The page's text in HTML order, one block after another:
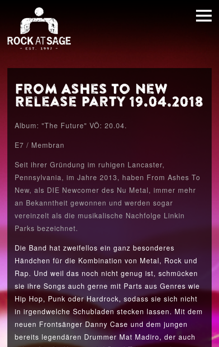
From Ashes To New
Release Party 19.04.2018
Album: "The Future" VÖ: 20.04.
E7 / Membran
Seit ihrer Gründung im ruhigen Lancaster,
Pennsylvania, im Jahre 2013, haben From Ashes To
New, als DIE Newcomer des Nu Metal, immer mehr
an Bekanntheit gewonnen und werden sogar
vereinzelt als die musikalische Nachfolge Linkin
Parks bezeichnet.
Die Band hat zweifellos ein ganz besonderes
Händchen für die Kombination von Metal, Rock und
Rap. Und weil das noch nicht genug ist, schmücken
sie ihre Songs auch gerne mit Parts aus Genres wie
Hip Hop, Punk oder Hardrock, sodass sie sich nicht
in irgendwelche Schubladen stecken lassen. Mit dem
neuen Frontsänger Danny Case und dem jungen
bereits legendären Drummer Mat Madiro, der auch